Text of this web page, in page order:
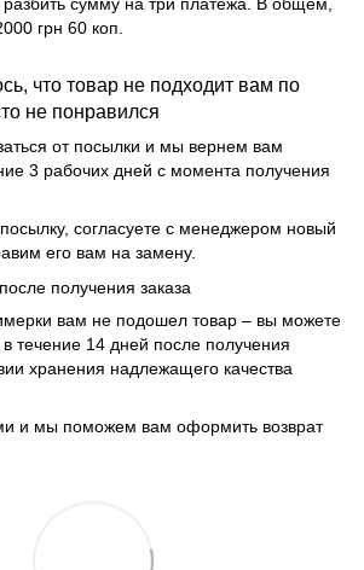
грн 60 коп.
что товар не подходит вам по
не понравился
от посылки и мы вернем вам
3 рабочих дней с момента получения
согласуете с менеджером новый
его вам на замену.
получения заказа
вам не подошел товар – вы можете
течение 14 дней после получения
хранения надлежащего качества
и мы поможем вам оформить возврат